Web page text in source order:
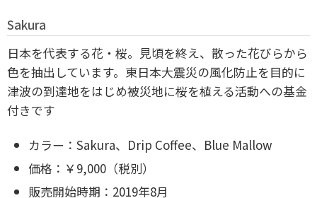
Sakura
日本を代表する花・桜。見頃を終え、散った花びらから
色を抽出しています。東日本大震災の風化防止を目的に
津波の到達地をはじめ被災地に桜を植える活動への基金
付きです
カラー：Sakura、Drip Coffee、Blue Mallow
価格：￥9,000（税別）
販売開始時期：2019年8月